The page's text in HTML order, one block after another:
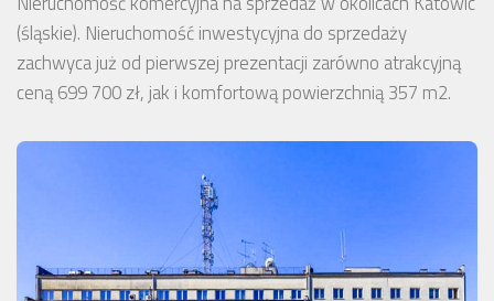
(śląskie). Nieruchomość inwestycyjna do sprzedaży
zachwyca już od pierwszej prezentacji zarówno atrakcyjną
ceną 699 700 zł, jak i komfortową powierzchnią 357 m2.